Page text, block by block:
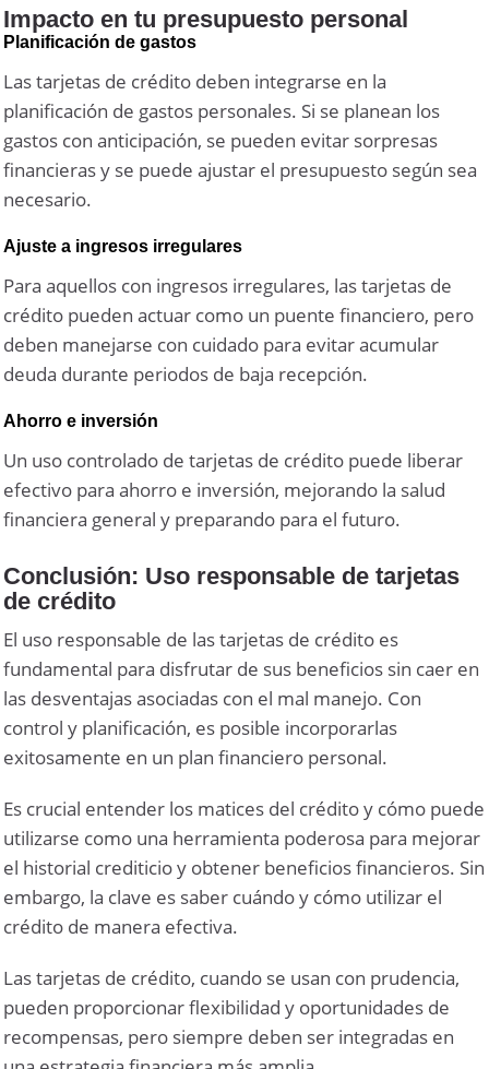
Impacto en tu presupuesto personal
Planificación de gastos
Las tarjetas de crédito deben integrarse en la
planificación de gastos personales. Si se planean los
gastos con anticipación, se pueden evitar sorpresas
financieras y se puede ajustar el presupuesto según sea
necesario.
Ajuste a ingresos irregulares
Para aquellos con ingresos irregulares, las tarjetas de
crédito pueden actuar como un puente financiero, pero
deben manejarse con cuidado para evitar acumular
deuda durante periodos de baja recepción.
Ahorro e inversión
Un uso controlado de tarjetas de crédito puede liberar
efectivo para ahorro e inversión, mejorando la salud
financiera general y preparando para el futuro.
Conclusión: Uso responsable de tarjetas
de crédito
El uso responsable de las tarjetas de crédito es
fundamental para disfrutar de sus beneficios sin caer en
las desventajas asociadas con el mal manejo. Con
control y planificación, es posible incorporarlas
exitosamente en un plan financiero personal.
Es crucial entender los matices del crédito y cómo puede
utilizarse como una herramienta poderosa para mejorar
el historial crediticio y obtener beneficios financieros. Sin
embargo, la clave es saber cuándo y cómo utilizar el
crédito de manera efectiva.
Las tarjetas de crédito, cuando se usan con prudencia,
pueden proporcionar flexibilidad y oportunidades de
recompensas, pero siempre deben ser integradas en